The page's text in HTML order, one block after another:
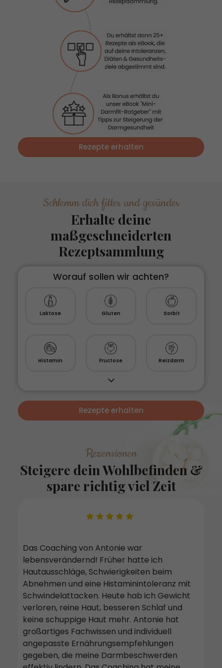
Rezepte erhalten
Schlemm dich fitter und gesünder
Erhalte deine
maßgeschneiderten
Rezeptsammlung
Worauf sollen wir achten?
Laktose Gluten Sorbit
Histamin Fructose Reizdarm
Rezepte erhalten
Rezensionen
Steigere dein Wohlbefinden &
spare richtig viel Zeit
Das Coaching von Antonie war
lebensverändernd! Früher hatte ich
Hautausschläge, Schwierigkeiten beim
Abnehmen und eine Histaminintoleranz mit
Schwindelattacken. Heute hab ich Gewicht
verloren, reine Haut, besseren Schlaf und
keine schuppige Haut mehr. Antonie hat
großartiges Fachwissen und individuell
angepasste Ernährungsempfehlungen
gegeben, die meine Darmbeschwerden